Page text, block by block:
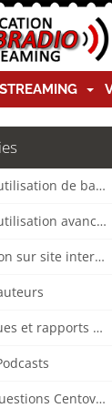
1. Guide d'utilisation de base CentovaCast
2. Guide d'utilisation avancée CentovaCast
3. Intégration sur site internet CentovaCast
4. Statisitques et rapports CentovaCast
Foire aux questions CentovaCast